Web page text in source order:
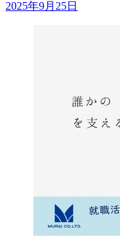
2025年9月25日